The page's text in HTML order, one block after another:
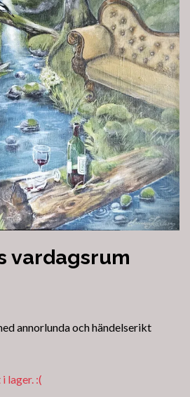
vardagsrum
annorlunda och händelserikt
lager. :(